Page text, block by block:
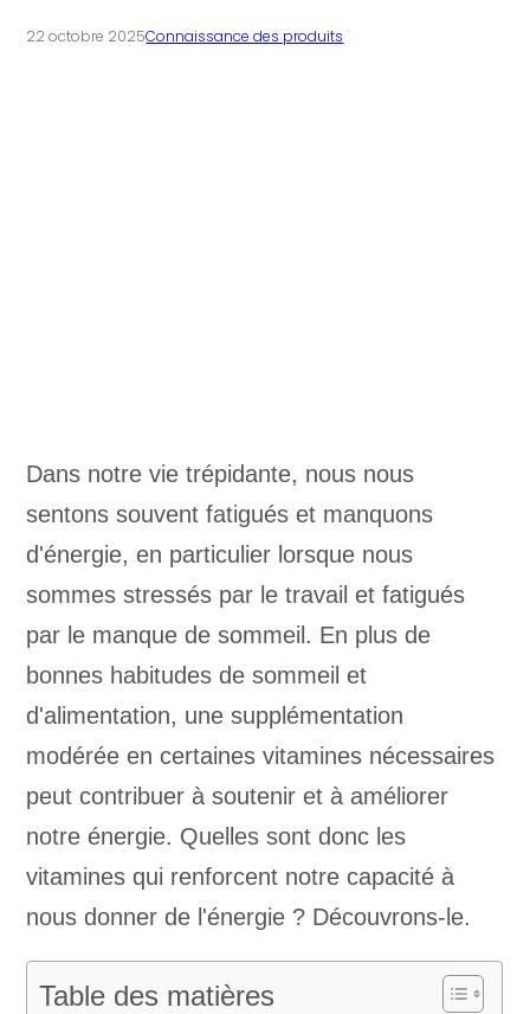
22 octobre 2025Connaissance des produits
Dans notre vie trépidante, nous nous
sentons souvent fatigués et manquons
d'énergie, en particulier lorsque nous
sommes stressés par le travail et fatigués
par le manque de sommeil. En plus de
bonnes habitudes de sommeil et
d'alimentation, une supplémentation
modérée en certaines vitamines nécessaires
peut contribuer à soutenir et à améliorer
notre énergie. Quelles sont donc les
vitamines qui renforcent notre capacité à
nous donner de l'énergie ? Découvrons-le.
Table des matières